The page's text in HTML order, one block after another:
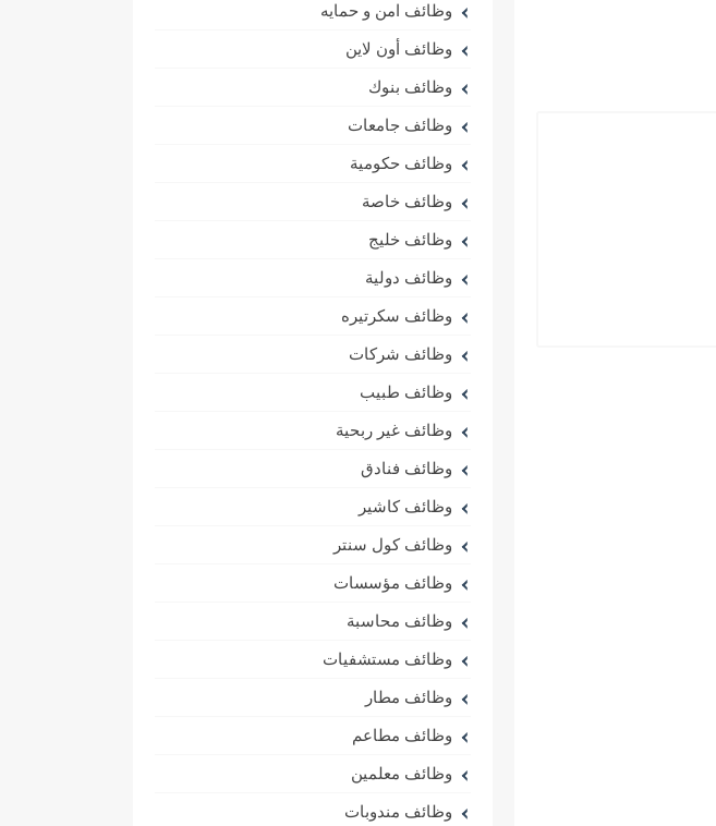
وظائف امن و حمايه
وظائف أون لاين
وظائف بنوك
وظائف جامعات
وظائف حكومية
وظائف خاصة
وظائف خليج
وظائف دولية
وظائف سكرتيره
وظائف شركات
وظائف طبيب
وظائف غير ربحية
وظائف فنادق
وظائف كاشير
وظائف كول سنتر
وظائف مؤسسات
وظائف محاسبة
وظائف مستشفيات
وظائف مطار
وظائف مطاعم
وظائف معلمين
وظائف مندوبات